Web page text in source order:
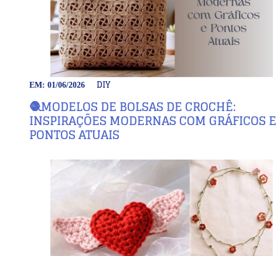
EM: 01/06/2026 DIY
🧶MODELOS DE BOLSAS DE CROCHÊ:
INSPIRAÇÕES MODERNAS COM GRÁFICOS E
PONTOS ATUAIS